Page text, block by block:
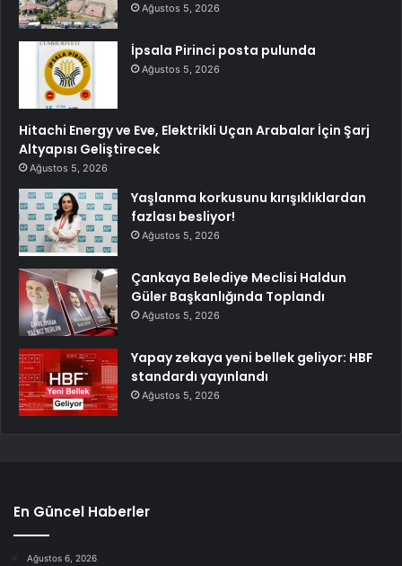
Ağustos 5, 2026
İpsala Pirinci posta pulunda
Ağustos 5, 2026
Hitachi Energy ve Eve, Elektrikli Uçan Arabalar İçin Şarj
Altyapısı Geliştirecek
Ağustos 5, 2026
Yaşlanma korkusunu kırışıklıklardan
fazlası besliyor!
Ağustos 5, 2026
Çankaya Belediye Meclisi Haldun
Güler Başkanlığında Toplandı
Ağustos 5, 2026
Yapay zekaya yeni bellek geliyor: HBF
standardı yayınlandı
Ağustos 5, 2026
En Güncel Haberler
Ağustos 6, 2026